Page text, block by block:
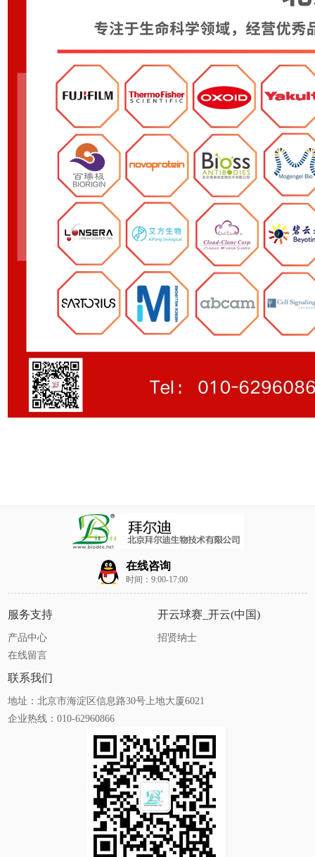
在线咨询
时间：9:00-17:00
服务支持
产品中心
在线留言
开云球赛_开云(中国)
招贤纳士
联系我们
地址：北京市海淀区信息路30号上地大厦6021
企业热线：010-62960866